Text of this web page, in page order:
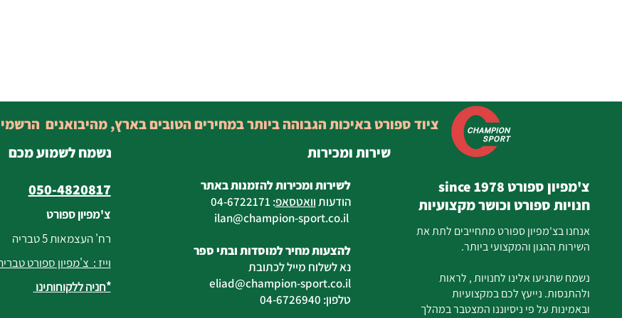
נשמח לשמוע מכם
050-4820817
צ'מפיון ספורט
רח' העצמאות 5 טבריה
וייז : צ'מפיון ספורט
*חניה ללקוחותינו
לשירות ומכירות להזמנות באתר
הודעותוואטסאפ:
04-6722171
ilan
@champion-sport.co.il
להצעות מחיר למוסדות ובתי ספר
נא לשלוח מייל לכתובת
eliad@champion-sport.co.il
טלפון: 04-6726940
צ'מפיון ספורט since 1978
חנויות ספורט וכושר מקצועיות
אנחנו בצ'מפיון ספורט מתחייבים לתת את
השירות ההגון והמקצועי ביותר.
נשמח שתגיעו אלינו לחנויות , לראות
ולהתנסות. נייעץ לכם במקצועיות
ובאמינות על פי ניסיוננו המצטבר במהלך
שירות ומכירות
ציוד ספורט באיכות הגבוהה ביותר במחירים הטובים בארץ, מהיבואנים